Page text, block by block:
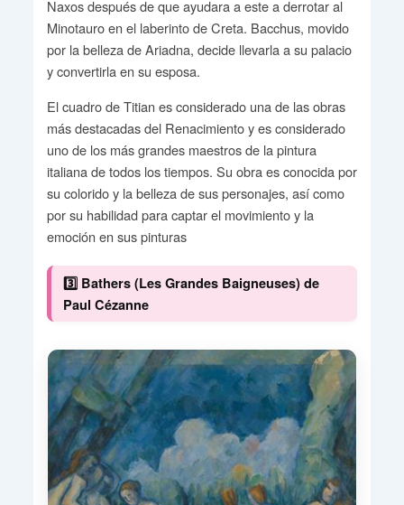
Naxos después de que ayudara a este a derrotar al
Minotauro en el laberinto de Creta. Bacchus, movido
por la belleza de Ariadna, decide llevarla a su palacio
y convertirla en su esposa.
El cuadro de Titian es considerado una de las obras
más destacadas del Renacimiento y es considerado
uno de los más grandes maestros de la pintura
italiana de todos los tiempos. Su obra es conocida por
su colorido y la belleza de sus personajes, así como
por su habilidad para captar el movimiento y la
emoción en sus pinturas
3️⃣ Bathers (Les Grandes Baigneuses) de
Paul Cézanne